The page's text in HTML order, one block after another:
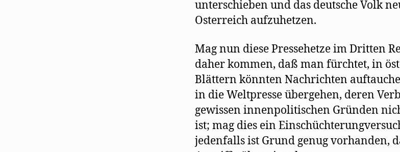
unterschieben und das deutsche Volk
Osterreich aufzuhetzen.
Mag nun diese Pressehetze im Dritten
daher kommen, daß man fürchtet, in
Blättern könnten Nachrichten
in die Weltpresse übergehen, deren
gewissen innenpolitischen Gründen
ist; mag dies ein
jedenfalls ist Grund genug vorhanden,